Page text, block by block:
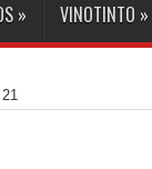
» VINOTINTO »